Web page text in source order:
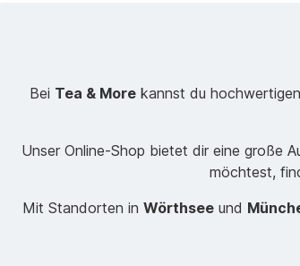
Bei Tea & Morekannst du hochwertigen
Unser Online-Shop bietet dir eine große
möchtest,
Mit Standorten in Wörthseeund